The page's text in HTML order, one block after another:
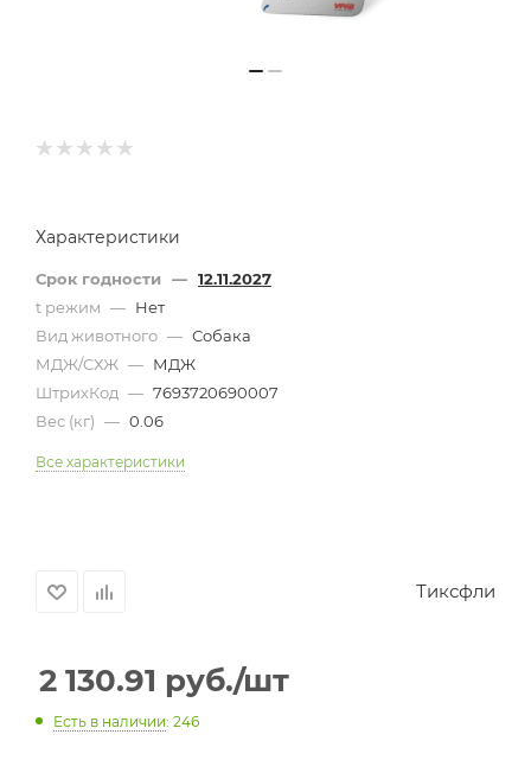
Характеристики
Срок годности — 12.11.2027
t режим — Нет
Вид животного — Собака
МДЖ/СХЖ — МДЖ
ШтрихКод — 7693720690007
Вес (кг) — 0.06
Все характеристики
Тиксфли
2 130.91 руб./шт
Есть в наличии: 246